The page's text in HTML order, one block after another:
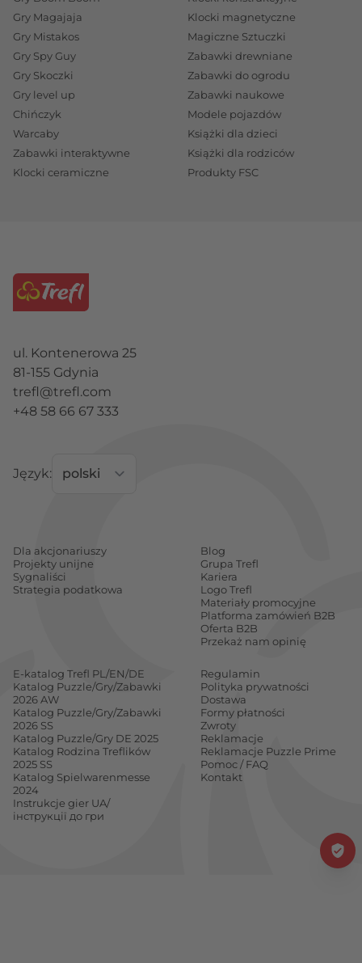
Gry Magajaja
Gry Mistakos
Gry Spy Guy
Gry Skoczki
Gry level up
Chińczyk
Warcaby
Zabawki interaktywne
Klocki ceramiczne
Klocki magnetyczne
Magiczne Sztuczki
Zabawki drewniane
Zabawki do ogrodu
Zabawki naukowe
Modele pojazdów
Książki dla dzieci
Książki dla rodziców
Produkty FSC
ul. Kontenerowa 25
81-155 Gdynia
trefl@trefl.com
+48 58 66 67 333
Język:
Dla akcjonariuszy
Projekty unijne
Sygnaliści
Strategia podatkowa
Blog
Grupa Trefl
Kariera
Logo Trefl
Materiały promocyjne
Platforma zamówień B2B
Oferta B2B
Przekaż nam opinię
E-katalog Trefl PL/EN/DE
Katalog Puzzle/Gry/Zabawki
2026 AW
Katalog Puzzle/Gry/Zabawki
2026 SS
Katalog Puzzle/Gry DE 2025
Katalog Rodzina Treflików
2025 SS
Katalog Spielwarenmesse
2024
Instrukcje gier UA/
інструкції до гри
Regulamin
Polityka prywatności
Dostawa
Formy płatności
Zwroty
Reklamacje
Reklamacje Puzzle Prime
Pomoc / FAQ
Kontakt